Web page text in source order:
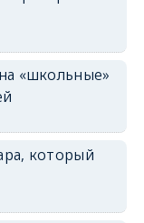
«школьные»
который